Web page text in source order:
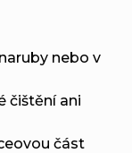
nebo v
čištění ani
část